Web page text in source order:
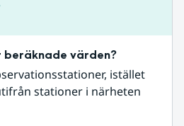
värden?
istället
stationer i närheten